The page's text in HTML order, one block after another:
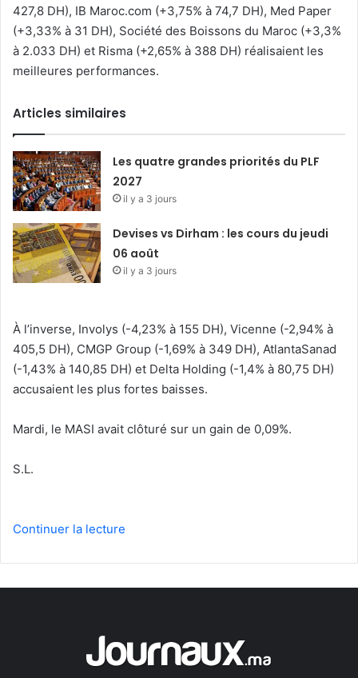
427,8 DH), IB Maroc.com (+3,75% à 74,7 DH), Med Paper
(+3,33% à 31 DH), Société des Boissons du Maroc (+3,3%
à 2.033 DH) et Risma (+2,65% à 388 DH) réalisaient les
meilleures performances.
Articles similaires
Les quatre grandes priorités du PLF
2027
il y a 3 jours
Devises vs Dirham : les cours du jeudi
06 août
il y a 3 jours
À l’inverse, Involys (-4,23% à 155 DH), Vicenne (-2,94% à
405,5 DH), CMGP Group (-1,69% à 349 DH), AtlantaSanad
(-1,43% à 140,85 DH) et Delta Holding (-1,4% à 80,75 DH)
accusaient les plus fortes baisses.
Mardi, le MASI avait clôturé sur un gain de 0,09%.
S.L.
Continuer la lecture